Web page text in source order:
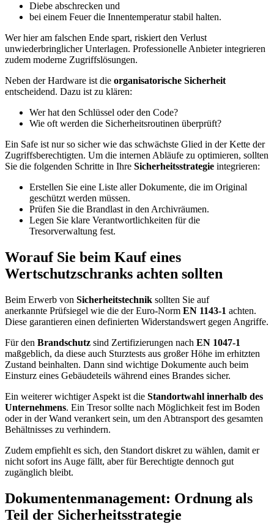
Diebe abschrecken und
bei einem Feuer die Innentemperatur stabil halten.
Wer hier am falschen Ende spart, riskiert den Verlust
unwiederbringlicher Unterlagen. Professionelle Anbieter integrieren
zudem moderne Zugriffslösungen.
Neben der Hardware ist die organisatorische Sicherheit
entscheidend. Dazu ist zu klären:
Wer hat den Schlüssel oder den Code?
Wie oft werden die Sicherheitsroutinen überprüft?
Ein Safe ist nur so sicher wie das schwächste Glied in der Kette der
Zugriffsberechtigten. Um die internen Abläufe zu optimieren, sollten
Sie die folgenden Schritte in Ihre Sicherheitsstrategie integrieren:
Erstellen Sie eine Liste aller Dokumente, die im Original
geschützt werden müssen.
Prüfen Sie die Brandlast in den Archivräumen.
Legen Sie klare Verantwortlichkeiten für die
Tresorverwaltung fest.
Worauf Sie beim Kauf eines
Wertschutzschranks achten sollten
Beim Erwerb von Sicherheitstechnik sollten Sie auf
anerkannte Prüfsiegel wie die der Euro-Norm EN 1143-1 achten.
Diese garantieren einen definierten Widerstandswert gegen Angriffe.
Für den Brandschutz sind Zertifizierungen nach EN 1047-1
maßgeblich, da diese auch Sturztests aus großer Höhe im erhitzten
Zustand beinhalten. Dann sind wichtige Dokumente auch beim
Einsturz eines Gebäudeteils während eines Brandes sicher.
Ein weiterer wichtiger Aspekt ist die Standortwahl innerhalb des
Unternehmens. Ein Tresor sollte nach Möglichkeit fest im Boden
oder in der Wand verankert sein, um den Abtransport des gesamten
Behältnisses zu verhindern.
Zudem empfiehlt es sich, den Standort diskret zu wählen, damit er
nicht sofort ins Auge fällt, aber für Berechtigte dennoch gut
zugänglich bleibt.
Dokumentenmanagement: Ordnung als
Teil der Sicherheitsstrategie